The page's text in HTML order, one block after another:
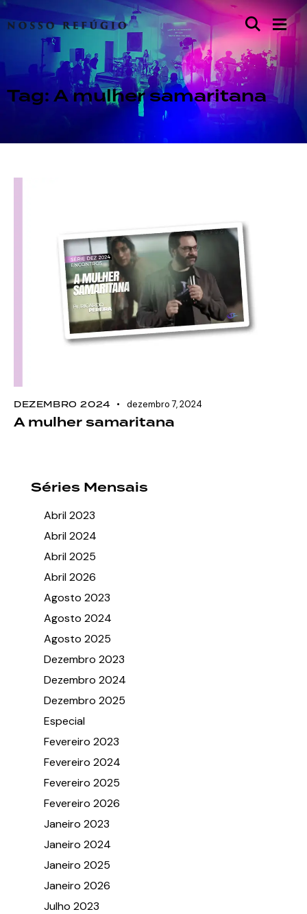
Tag: A mulher samaritana
DEZEMBRO 2024 dezembro 7, 2024
A mulher samaritana
Séries Mensais
Abril 2023
Abril 2024
Abril 2025
Abril 2026
Agosto 2023
Agosto 2024
Agosto 2025
Dezembro 2023
Dezembro 2024
Dezembro 2025
Especial
Fevereiro 2023
Fevereiro 2024
Fevereiro 2025
Fevereiro 2026
Janeiro 2023
Janeiro 2024
Janeiro 2025
Janeiro 2026
Julho 2023